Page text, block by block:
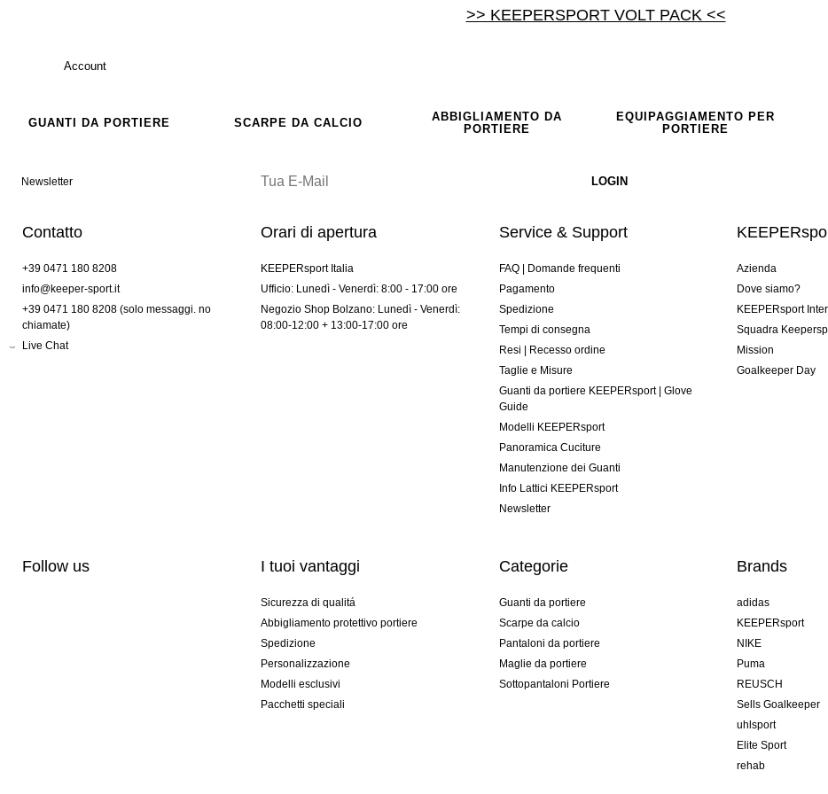
>> KEEPERSPORT VOLT PACK <<
Account
GUANTI DA PORTIERE SCARPE DA CALCIO
ABBIGLIAMENTO DA
PORTIERE
EQUIPAGGIAMENTO PER
PORTIERE
Newsletter
Contatto
+39 0471 180 8208
info@keeper-sport.it
+39 0471 180 8208 (solo messaggi. no
chiamate)
Live Chat
Orari di apertura
KEEPERsport Italia
Ufficio: Lunedì - Venerdì: 8:00 - 17:00 ore
Negozio Shop Bolzano: Lunedì - Venerdì:
08:00-12:00 + 13:00-17:00 ore
Service & Support
FAQ | Domande frequenti
Pagamento
Spedizione
Tempi di consegna
Resi | Recesso ordine
Taglie e Misure
Guanti da portiere KEEPERsport | Glove
Guide
Modelli KEEPERsport
Panoramica Cuciture
Manutenzione dei Guanti
Info Lattici KEEPERsport
Newsletter
Azienda
Dove siamo?
KEEPERsport
Squadra
Mission
Goalkeeper Day
Follow us I tuoi vantaggi
Sicurezza di qualitá
Abbigliamento protettivo portiere
Spedizione
Personalizzazione
Modelli esclusivi
Pacchetti speciali
Categorie
Guanti da portiere
Scarpe da calcio
Pantaloni da portiere
Maglie da portiere
Sottopantaloni Portiere
Brands
adidas
KEEPERsport
NIKE
Puma
REUSCH
Sells Goalkeeper
uhlsport
Elite Sport
rehab